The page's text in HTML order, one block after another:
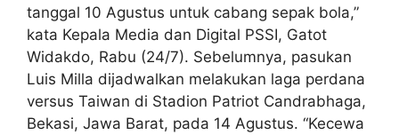
tanggal 10 Agustus untuk cabang sepak bola,”
kata Kepala Media dan Digital PSSI, Gatot
Widakdo, Rabu (24/7). Sebelumnya, pasukan
Luis Milla dijadwalkan melakukan laga perdana
versus Taiwan di Stadion Patriot Candrabhaga,
Bekasi, Jawa Barat, pada 14 Agustus. “Kecewa